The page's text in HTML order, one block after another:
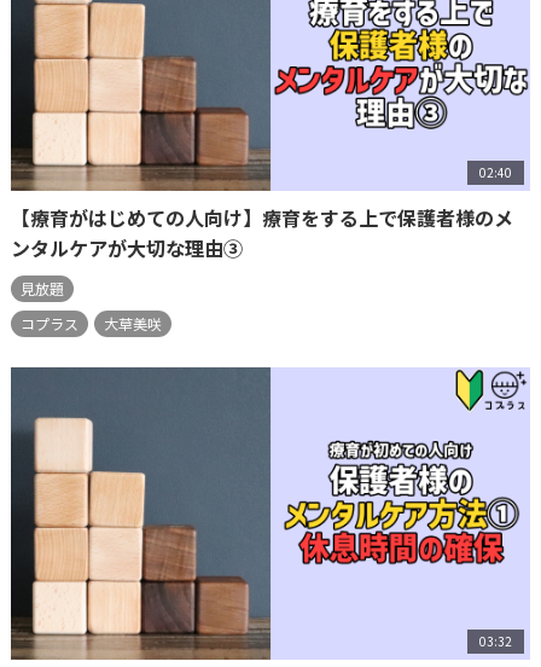
02:40
【療育がはじめての人向け】療育をする上で保護者様のメ
ンタルケアが大切な理由③
見放題
コプラス
大草美咲
03:32